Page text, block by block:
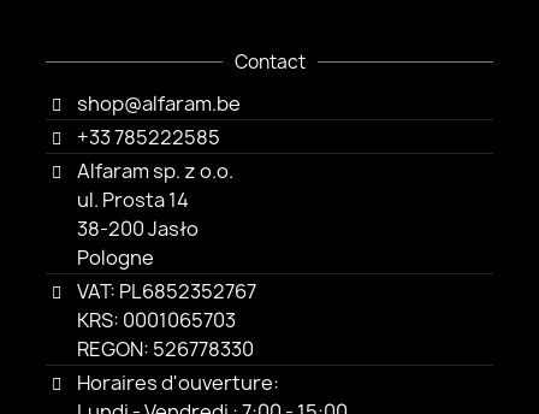
Contact
shop@alfaram.be
+33 785222585
Alfaram sp. z o.o.
ul. Prosta 14
38-200 Jasło
Pologne
VAT: PL6852352767
KRS: 0001065703
REGON: 526778330
Horaires d'ouverture: